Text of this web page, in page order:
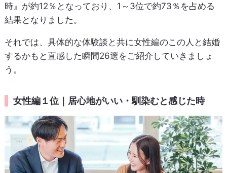
時』が約12％となっており、1～3位で約73％を占める
結果となりました。
それでは、具体的な体験談と共に女性編のこの人と結婚
するかもと直感した瞬間26選をご紹介していきましょ
う。
女性編１位｜居心地がいい・馴染むと感じた時